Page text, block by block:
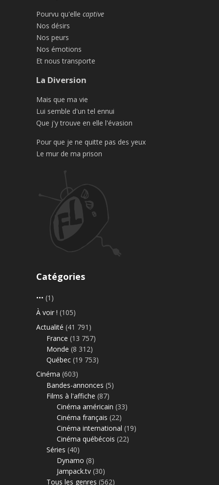
Pourvu qu'elle captive
Nos désirs
Nos peurs
Nos émotions
Et nous transporte
La Diversion
Mais que ma vie
Lui semble d'un tel ennui
Que j'y trouve en elle l'évasion
Pour que je ne quitte pas des yeux
Le mur de ma prison
Catégories
••• (1)
À voir ! (105)
Actualité (41 791)
France (13 757)
Monde (8 312)
Québec (19 753)
Cinéma (603)
Bandes-annonces (5)
Films à l'affiche (87)
Cinéma américain (33)
Cinéma français (22)
Cinéma international (19)
Cinéma québécois (22)
Séries (40)
Dynamo (8)
Jampack.tv (30)
Tous les genres (562)